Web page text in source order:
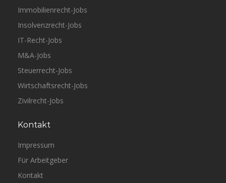
Immobilienrecht-Jobs
Insolvenzrecht-Jobs
IT-Recht-Jobs
M&A-Jobs
Steuerrecht-Jobs
Wirtschaftsrecht-Jobs
Zivilrecht-Jobs
Kontakt
Impressum
Für Arbeitgeber
Kontakt